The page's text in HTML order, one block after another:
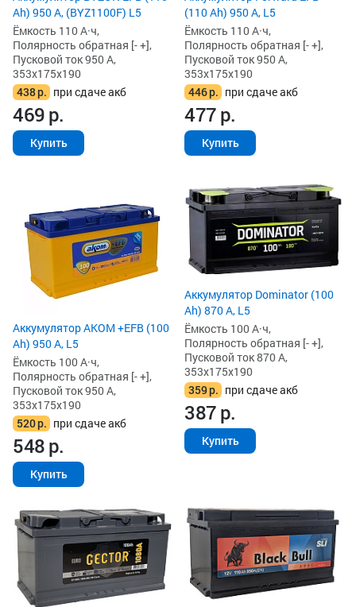
Ah) 950 А, (BYZ1100F) L5
Ёмкость 110 А·ч,
Полярность обратная [- +],
Пусковой ток 950 А,
353x175x190
438р. при сдаче акб
469р.
Купить
(110 Ah) 950 А, L5
Ёмкость 110 А·ч,
Полярность обратная [- +],
Пусковой ток 950 А,
353x175x190
446р. при сдаче акб
477р.
Купить
Аккумулятор AKOM +EFB (100
Ah) 950 А, L5
Ёмкость 100 А·ч,
Полярность обратная [- +],
Пусковой ток 950 А,
353x175x190
520р. при сдаче акб
548р.
Купить
Аккумулятор Dominator (100
Ah) 870 А, L5
Ёмкость 100 А·ч,
Полярность обратная [- +],
Пусковой ток 870 А,
353x175x190
359р. при сдаче акб
387р.
Купить